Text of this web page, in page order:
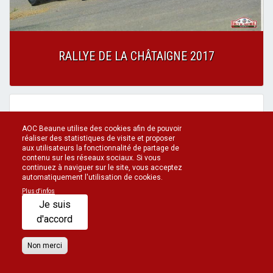
RALLYE DE LA CHÂTAIGNE 2017
ROULAGE CIRCUIT POUILLY AVEC MECA
PASSION
FOOTER
MENU
Connexion administrateur
Politique de confidentialité
AOC Beaune utilise des cookies afin de pouvoir
réaliser des statistiques de visite et proposer
aux utilisateurs la fonctionnalité de partage de
contenu sur les réseaux sociaux. Si vous
continuez à naviguer sur le site, vous acceptez
automatiquement l'utilisation de cookies.
Plus d'infos
Je suis
d'accord
Non merci